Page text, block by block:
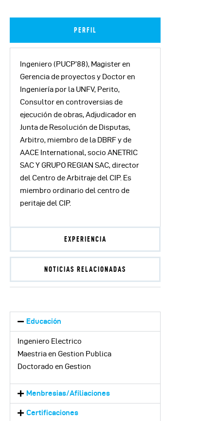
PERFIL
Ingeniero (PUCP’88), Magister en
Gerencia de proyectos y Doctor en
Ingeniería por la UNFV, Perito,
Consultor en controversias de
ejecución de obras, Adjudicador en
Junta de Resolución de Disputas,
Arbitro, miembro de la DBRF y de
AACE International, socio ANETRIC
SAC Y GRUPO REGIAN SAC, director
del Centro de Arbitraje del CIP. Es
miembro ordinario del centro de
peritaje del CIP.
EXPERIENCIA
NOTICIAS RELACIONADAS
Educación
Ingeniero Electrico
Maestria en Gestion Publica
Doctorado en Gestion
Menbresias/Afiliaciones
Certificaciones